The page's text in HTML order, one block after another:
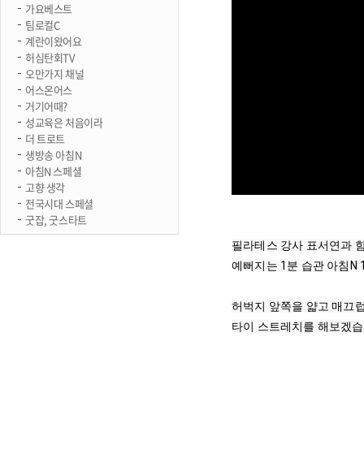
가요베스트
팀로컬C
계란이왔어요
허심탄회TV
오만가지 채널
어스온어스
거기어때?
성교육은 처음이라
더 트로트
생방송 아침N
아침N 스페셜
고향 생각
전국시대 스페셜
굿잡, 굿스타트
필라테스 강사 표서연과
예뻐지는 1분 습관 아침N
허벅지 앞쪽을 얇고 매끄
타이 스트레치를 해보겠